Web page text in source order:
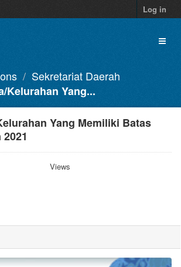
Log in
Sekretariat Daerah
Kelurahan Yang...
Yang Memiliki Batas
Views